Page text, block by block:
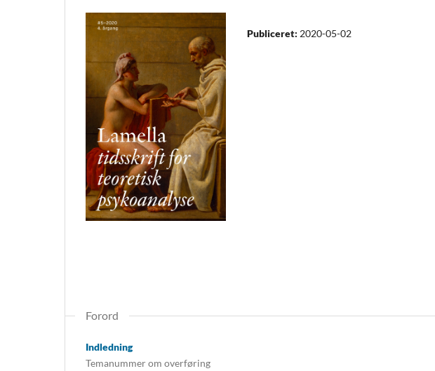
Publiceret: 2020-05-02
Forord
Indledning
Temanummer om overføring